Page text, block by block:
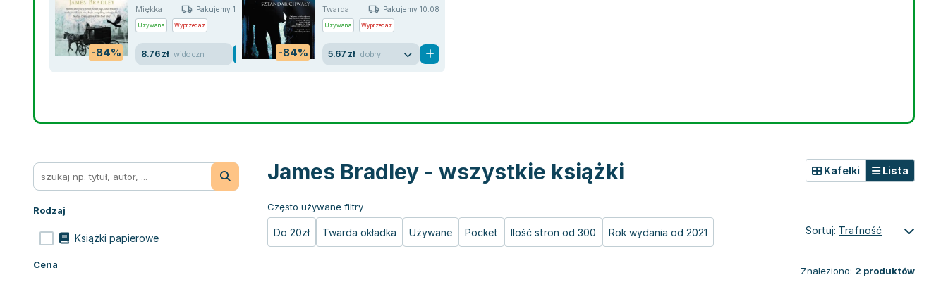
-84%
Miękka Pakujemy 10.08
Używana Wyprzedaż
8.76 zł -84%
Twarda Pakujemy 10.08
Używana Wyprzedaż
5.67 zł dobry
Rodzaj
Książki papierowe
Cena
James Bradley - wszystkie książki
Często używane filtry
Do 20zł Twarda okładka Używane Pocket Ilość stron od 300 Rok wydania od 2021
Kafelki Lista
Sortuj: Trafność
Znaleziono: 2 produktów